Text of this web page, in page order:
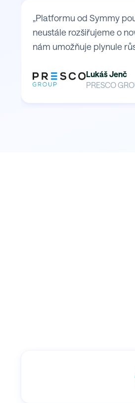
„Platformu od Symmy
neustále rozšiřujeme o
nám umožňuje plynule
Lukáš Jenč
PRESCO